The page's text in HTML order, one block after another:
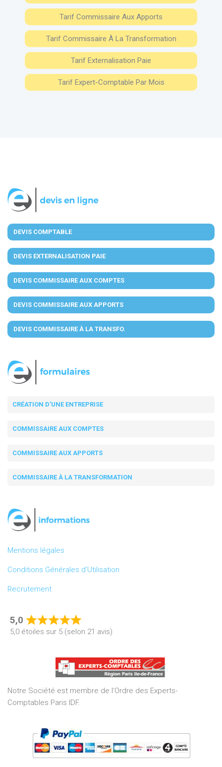
Tarif Commissaire Aux Apports
Tarif Commissaire À La Transformation
Tarif Externalisation Paie
Tarif Expert-Comptable Par Mois
DEVIS COMPTABLE
DEVIS EXTERNALISATION PAIE
DEVIS COMMISSAIRE AUX COMPTES
DEVIS COMMISSAIRE AUX APPORTS
DEVIS COMMISSAIRE À LA TRANSFO.
CRÉATION D'UNE ENTREPRISE
COMMISSAIRE AUX COMPTES
COMMISSAIRE AUX APPORTS
COMMISSAIRE À LA TRANSFORMATION
Mentions légales
Conditions Générales d’Utilisation
Recrutement
5,0
Rated
5,0
of
5
5,0 étoiles sur 5 (selon 21 avis)
Notre Société est membre de l’Ordre des Experts-
Comptables Paris IDF.